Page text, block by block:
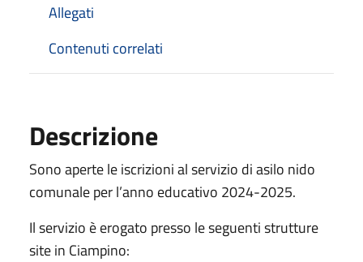
Allegati
Contenuti correlati
Descrizione
Sono aperte le iscrizioni al servizio di asilo nido
comunale per l’anno educativo 2024-2025.
Il servizio è erogato presso le seguenti strutture
site in Ciampino: